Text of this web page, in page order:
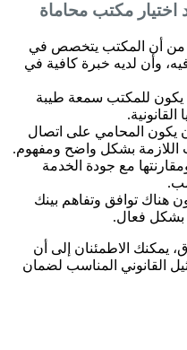
مكتب محاماة
من أن المكتب يتخصص في
وأن لديه خبرة كافية في
يكون للمكتب سمعة طيبة
يكون المحامي على اتصال
اللازمة بشكل واضح ومفهوم.
مع جودة الخدمة
هناك توافق وتفاهم بينك
بشكل فعال.
يمكنك الاطمئنان إلى أن
القانوني المناسب لضمان